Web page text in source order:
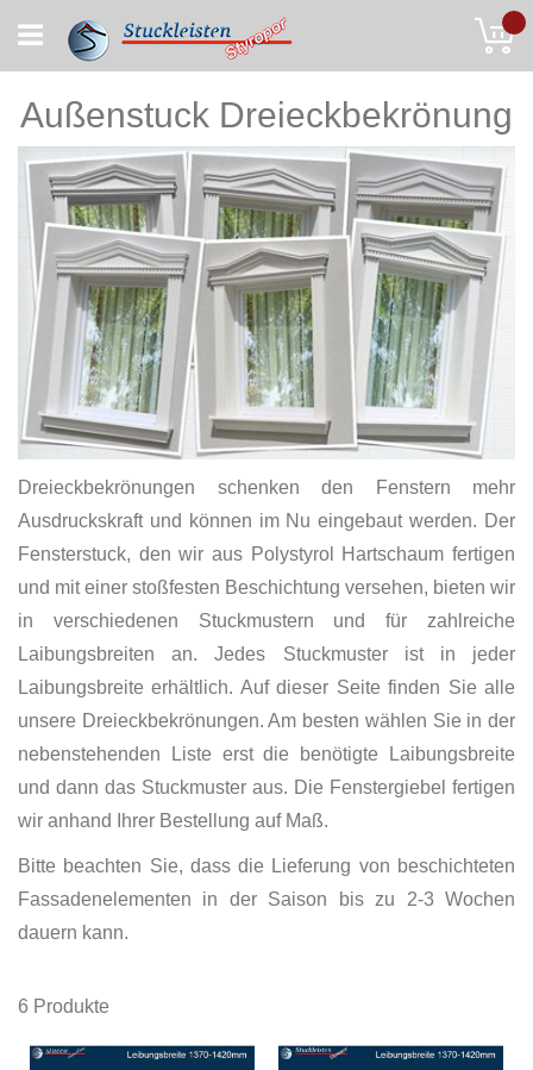
to
Content
Außenstuck Dreieckbekrönung
Dreieckbekrönungen schenken den Fenstern mehr
Ausdruckskraft und können im Nu eingebaut werden. Der
Fensterstuck, den wir aus Polystyrol Hartschaum fertigen
und mit einer stoßfesten Beschichtung versehen, bieten wir
in verschiedenen Stuckmustern und für zahlreiche
Laibungsbreiten an. Jedes Stuckmuster ist in jeder
Laibungsbreite erhältlich. Auf dieser Seite finden Sie alle
unsere Dreieckbekrönungen. Am besten wählen Sie in der
nebenstehenden Liste erst die benötigte Laibungsbreite
und dann das Stuckmuster aus. Die Fenstergiebel fertigen
wir anhand Ihrer Bestellung auf Maß.
Bitte beachten Sie, dass die Lieferung von beschichteten
Fassadenelementen in der Saison bis zu 2-3 Wochen
dauern kann.
6 Produkte